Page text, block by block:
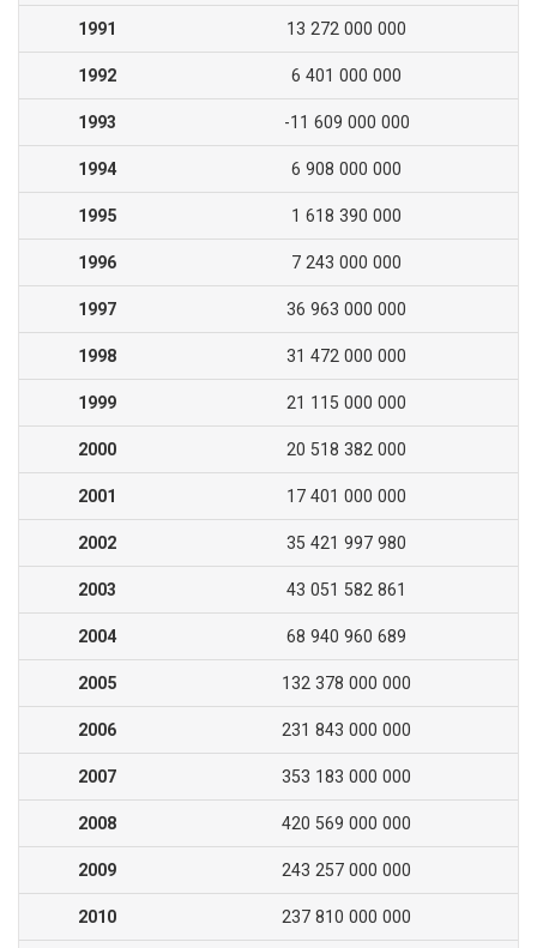
1991 13 272 000 000
1992 6 401 000 000
1993 -11 609 000 000
1994 6 908 000 000
1995 1 618 390 000
1996 7 243 000 000
1997 36 963 000 000
1998 31 472 000 000
1999 21 115 000 000
2000 20 518 382 000
2001 17 401 000 000
2002 35 421 997 980
2003 43 051 582 861
2004 68 940 960 689
2005 132 378 000 000
2006 231 843 000 000
2007 353 183 000 000
2008 420 569 000 000
2009 243 257 000 000
2010 237 810 000 000